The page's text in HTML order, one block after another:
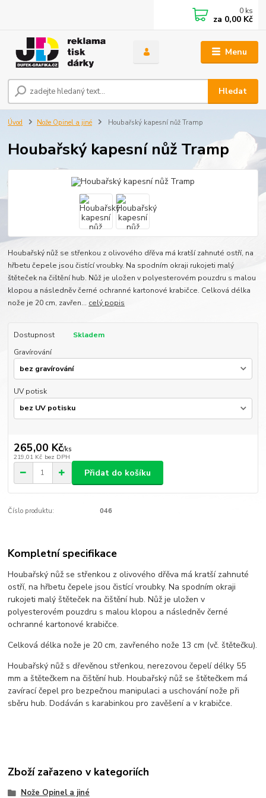
Menu
Hledat
0 ks
za 0,00 Kč
Úvod Nože Opinel a jiné Houbařský kapesní nůž Tramp
Houbařský kapesní nůž Tramp
Houbařský nůž se střenkou z olivového dřěva má kratší zahnuté ostří, na
hřbetu čepele jsou čistící vroubky. Na spodním okraji rukojeti malý
štěteček na čištění hub. Nůž je uložen v polyesterovém pouzdru s malou
klopou a následněv černé ochranné kartonové krabičce. Celková délka
nože je 20 cm, zavřen... celý popis
Dostupnost
Skladem
Gravírování
UV potisk
265,00 Kč/ks
219,01 Kč bez DPH
Přidat do košíku
Číslo produktu: 046
Kompletní specifikace
Houbařský nůž se střenkou z olivového dřěva má kratší zahnuté
ostří, na hřbetu čepele jsou čistící vroubky. Na spodním okraji
rukojeti malý štěteček na čištění hub. Nůž je uložen v
polyesterovém pouzdru s malou klopou a následněv černé
ochranné kartonové krabičce.
Celková délka nože je 20 cm, zavřeného nože 13 cm (vč. štětečku).
Houbařský nůž s dřevěnou střenkou, nerezovou čepelí délky 55
mm a štětečkem na čištění hub. Houbařský nůž se štětečkem má
zavírací čepel pro bezpečnou manipulaci a uschování nože při
sběru hub. Dodáván s karabinkou pro zavěšení a v krabičce.
Zboží zařazeno v kategoriích
Nože Opinel a jiné